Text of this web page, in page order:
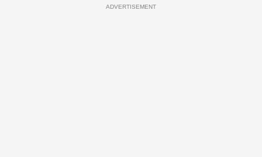
ADVERTISEMENT